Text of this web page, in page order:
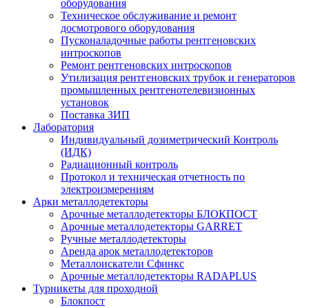
оборудования
Техническое обслуживание и ремонт
досмотрового оборудования
Пусконаладочные работы рентгеновских
интроскопов
Ремонт рентгеновских интроскопов
Утилизация рентгеновских трубок и генераторов
промышленных рентгенотелевизионных
установок
Поставка ЗИП
Лаборатория
Индивидуальный дозиметрический Контроль
(ИДК)
Радиационный контроль
Протокол и техническая отчетность по
электроизмерениям
Арки металлодетекторы
Арочные металлодетекторы БЛОКПОСТ
Арочные металлодетекторы GARRET
Ручные металлодетекторы
Аренда арок металлодетекторов
Металлоискатели Сфинкс
Арочные металлодетекторы RADAPLUS
Турникеты для проходной
Блокпост